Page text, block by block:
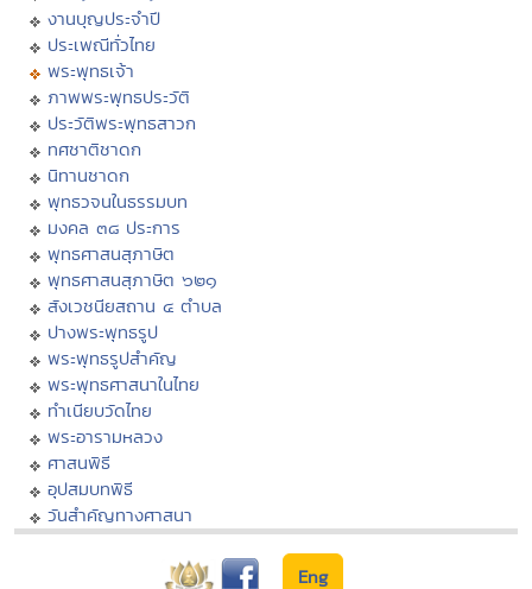
งานบุญประจำปี
ประเพณีทั่วไทย
พระพุทธเจ้า
ภาพพระพุทธประวัติ
ประวัติพระพุทธสาวก
ทศชาติชาดก
นิทานชาดก
พุทธวจนในธรรมบท
มงคล ๓๘ ประการ
พุทธศาสนสุภาษิต
พุทธศาสนสุภาษิต ๖๒๑
สังเวชนียสถาน ๔ ตำบล
ปางพระพุทธรูป
พระพุทธรูปสำคัญ
พระพุทธศาสนาในไทย
ทำเนียบวัดไทย
พระอารามหลวง
ศาสนพิธี
อุปสมบทพิธี
วันสำคัญทางศาสนา
Eng